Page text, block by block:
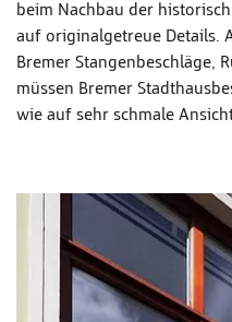
beim Nachbau der
auf originalgetreue Details.
Bremer Stangenbeschläge,
müssen Bremer
wie auf sehr schmale